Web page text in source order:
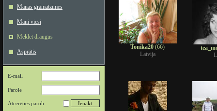
Manas grāmatzīmes
Mani viesi
Meklēt draugus
Asprātis
E-mail
Parole
Atcerēties paroli
Tonika20 (66)
Latvija